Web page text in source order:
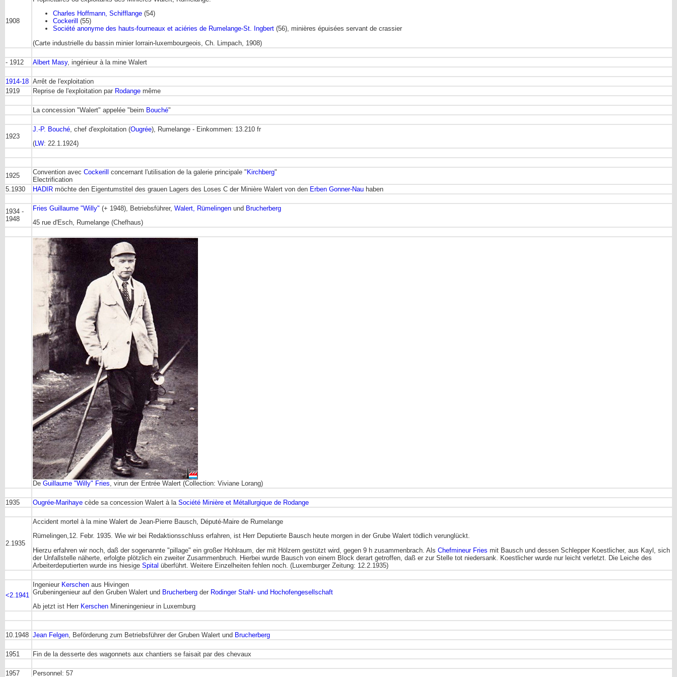
1908
Charles Hoffmann, Schifflange (54)
Cockerill
(55)
Société anonyme des hauts-fourneaux et aciéries de Rumelange-St. Ingbert (56), minières épuisées servant de crassier
(Carte industrielle du bassin minier lorrain-luxembourgeois, Ch. Limpach, 1908)
- 1912 Albert Masy, ingénieur à la mine Walert
1914-18 Arrêt de l'exploitation
1919
Reprise de l'exploitation par Rodange même
La concession "Walert" appelée "beim Bouché"
1923
J.-P. Bouché, chef d'exploitation (Ougrée), Rumelange - Einkommen: 13.210 fr
(LW: 22.1.1924)
1925 Convention avec Cockerill concernant l'utilisation de la galerie principale " Kirchberg"
Electrification
5.1930
HADIR möchte den Eigentumstitel des grauen Lagers des Loses C der Minière Walert von den Erben Gonner-Nau haben
1934 -
1948
Fries Guillaume "Willy" (+ 1948), Betriebsführer, Walert, Rümelingen und Brucherberg
45 rue d'Esch, Rumelange (Chefhaus)
De Guillaume "Willy" Fries, virun der Entrée Walert (Collection: Viviane Lorang)
1935 Ougrée-Marihaye cède sa concession Walert à la Société Minière et Métallurgique de Rodange
2.1935
Accident mortel à la mine Walert de Jean-Pierre Bausch, Député-Maire de Rumelange
Rümelingen,12. Febr. 1935. Wie wir bei Redaktionsschluss erfahren, ist Herr Deputierte Bausch heute morgen in der Grube Walert tödlich verunglückt.
Hierzu erfahren wir noch, daß der sogenannte "pillage" ein großer Hohlraum, der mit Hölzern gestützt wird, gegen 9 h zusammenbrach. Als Chefmineur Fries mit Bausch und dessen Schlepper Koestlicher, aus Kayl, sich
der Unfallstelle näherte, erfolgte plötzlich ein zweiter Zusammenbruch. Hierbei wurde Bausch von einem Block derart getroffen, daß er zur Stelle tot niedersank. Koestlicher wurde nur leicht verletzt. Die Leiche des
Arbeiterdeputierten wurde ins hiesige Spital überführt. Weitere Einzelheiten fehlen noch. (Luxemburger Zeitung: 12.2.1935)
<2.1941
Ingenieur Kerschen aus Hivingen
Grubeningenieur auf den Gruben Walert und Brucherberg der Rodinger Stahl- und Hochofengesellschaft
Ab jetzt ist Herr Kerschen Mineningenieur in Luxemburg
10.1948 Jean Felgen, Beförderung zum Betriebsführer der Gruben Walert und Brucherberg
1951 Fin de la desserte des wagonnets aux chantiers se faisait par des chevaux
1957 Personnel: 57